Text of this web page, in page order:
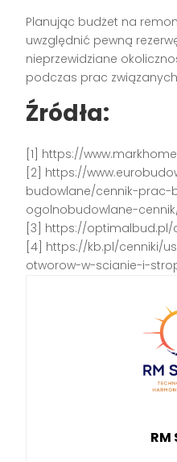
Planując budżet na
uwzględnić pewną
nieprzewidziane
podczas prac
Źródła:
[1] https://
[2] https://
budowlane/cennik-
ogolnobudowlane-
[3] https://optimalbud.pl/
[4] https://kb.pl/cenniki/
otworow-w-scianie-i-
RM